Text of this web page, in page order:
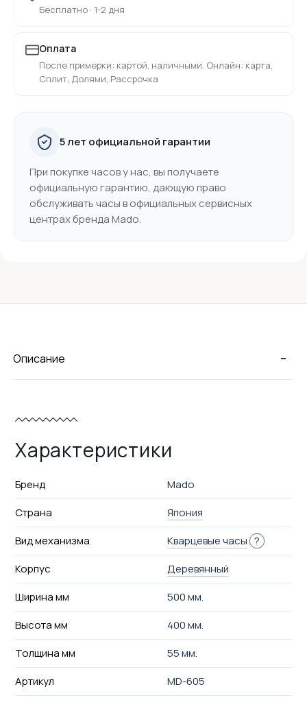
Бесплатно · 1-2 дня
Оплата
После примерки: картой, наличными. Онлайн: карта,
Сплит, Долями, Рассрочка
5 лет официальной гарантии
При покупке часов у нас, вы получаете
официальную гарантию, дающую право
обслуживать часы в официальных сервисных
центрах бренда Mado.
-
Описание
Характеристики
Бренд
Mado
Страна
Япония
Вид механизма
Кварцевые часы ?
Корпус
Деревянный
Ширина мм
500 мм.
Высота мм
400 мм.
Толщина мм
55 мм.
Артикул
MD-605